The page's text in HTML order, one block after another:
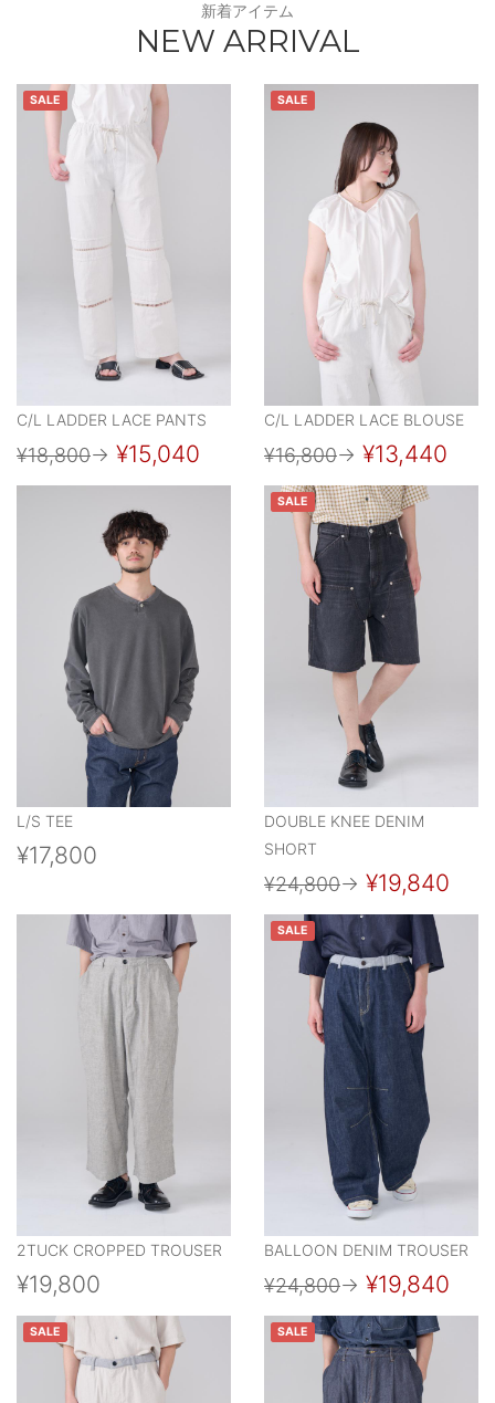
新着アイテム
NEW ARRIVAL
SALE
C/L LADDER LACE PANTS
¥18,800→ ¥15,040
SALE
C/L LADDER LACE BLOUSE
¥16,800→ ¥13,440
L/S TEE
¥17,800
SALE
DOUBLE KNEE DENIM
SHORT
¥24,800→ ¥19,840
2TUCK CROPPED TROUSER
¥19,800
SALE
BALLOON DENIM TROUSER
¥24,800→ ¥19,840
SALE SALE